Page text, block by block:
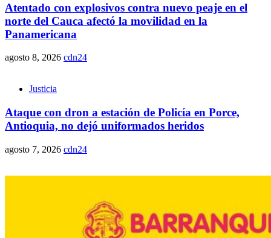
Atentado con explosivos contra nuevo peaje en el
norte del Cauca afectó la movilidad en la
Panamericana
agosto 8, 2026 cdn24
Justicia
Ataque con dron a estación de Policía en Porce,
Antioquia, no dejó uniformados heridos
agosto 7, 2026 cdn24